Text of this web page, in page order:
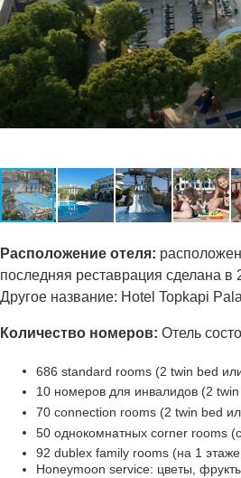
Расположение отеля:
последняя реставрация сделана в
Другое название: Hotel Topkapi
Количество номеров: Отель
686 standard rooms (2 twin bed
10 номеров для инвалидов (2
70 connection rooms (2 twin bed
50 однокомнатных corner rooms
92 dublex family rooms (на 1
Honeymoon service: цветы,